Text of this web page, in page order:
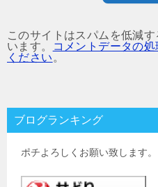
このサイトはスパムを低減
います。
コメントデータの
ください 。
ブログランキング
ポチよろしくお願い致します。